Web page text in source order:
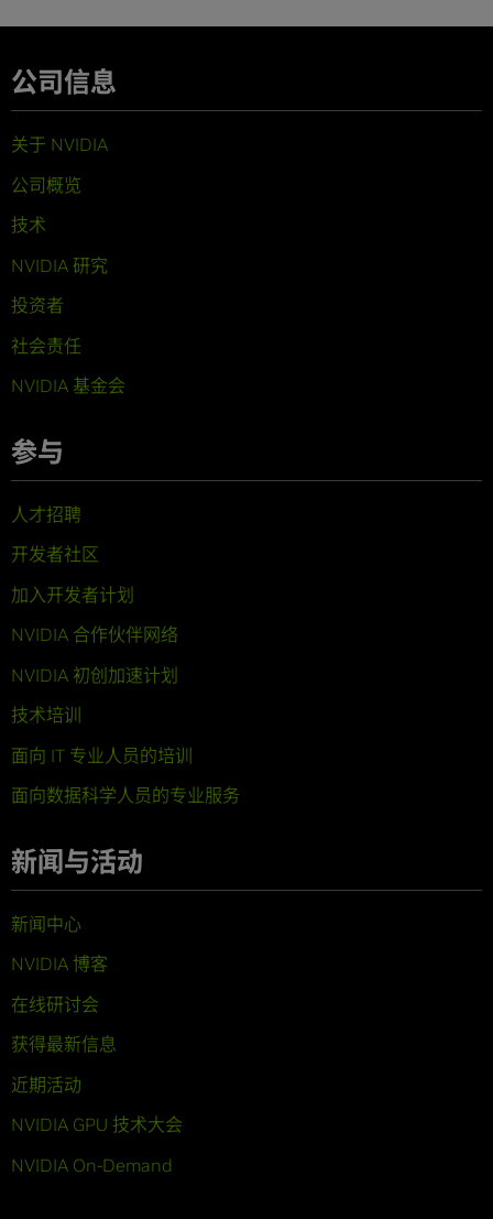
公司信息
关于 NVIDIA
公司概览
技术
NVIDIA 研究
投资者
社会责任
NVIDIA 基金会
参与
人才招聘
开发者社区
加入开发者计划
NVIDIA 合作伙伴网络
NVIDIA 初创加速计划
技术培训
面向 IT 专业人员的培训
面向数据科学人员的专业服务
新闻与活动
新闻中心
NVIDIA 博客
在线研讨会
获得最新信息
近期活动
NVIDIA GPU 技术大会
NVIDIA On-Demand